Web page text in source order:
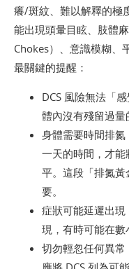
癢/斑紋、難以解釋的極
能出現頭暈目眩、肢體
Chokes）、意識模糊、
最關鍵的提醒：
DCS 風險無法「
體內沒有殘留過量
身體需要時間排
一天的時間，才
平。這段「排氮
要。
症狀可能延遲出現
現，有時可能在數
切勿輕忽任何異